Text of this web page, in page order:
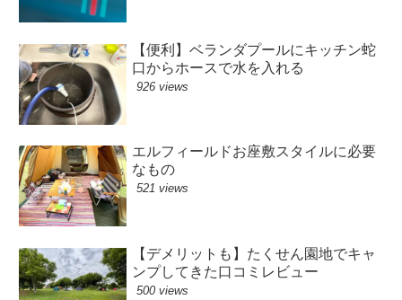
【便利】ベランダプールにキッチン蛇
口からホースで水を入れる
926 views
エルフィールドお座敷スタイルに必要
なもの
521 views
【デメリットも】たくせん園地でキャ
ンプしてきた口コミレビュー
500 views